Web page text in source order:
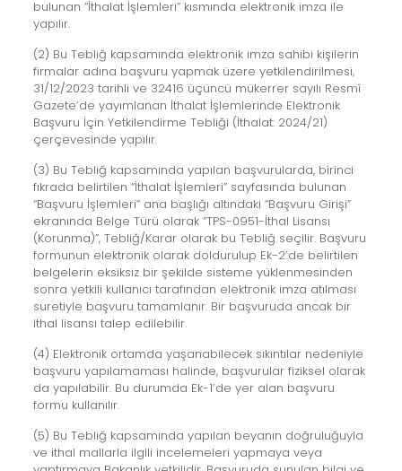
bulunan “İthalat İşlemleri” kısmında elektronik imza ile
yapılır.
(2) Bu Tebliğ kapsamında elektronik imza sahibi kişilerin
firmalar adına başvuru yapmak üzere yetkilendirilmesi,
31/12/2023 tarihli ve 32416 üçüncü mükerrer sayılı Resmî
Gazete’de yayımlanan İthalat İşlemlerinde Elektronik
Başvuru İçin Yetkilendirme Tebliği (İthalat: 2024/21)
çerçevesinde yapılır.
(3) Bu Tebliğ kapsamında yapılan başvurularda, birinci
fıkrada belirtilen “İthalat İşlemleri” sayfasında bulunan
“Başvuru İşlemleri” ana başlığı altındaki “Başvuru Girişi”
ekranında Belge Türü olarak “TPS-0951-İthal Lisansı
(Korunma)”, Tebliğ/Karar olarak bu Tebliğ seçilir. Başvuru
formunun elektronik olarak doldurulup Ek-2’de belirtilen
belgelerin eksiksiz bir şekilde sisteme yüklenmesinden
sonra yetkili kullanıcı tarafından elektronik imza atılması
suretiyle başvuru tamamlanır. Bir başvuruda ancak bir
ithal lisansı talep edilebilir.
(4) Elektronik ortamda yaşanabilecek sıkıntılar nedeniyle
başvuru yapılamaması halinde, başvurular fiziksel olarak
da yapılabilir. Bu durumda Ek-1’de yer alan başvuru
formu kullanılır.
(5) Bu Tebliğ kapsamında yapılan beyanın doğruluğuyla
ve ithal mallarla ilgili incelemeleri yapmaya veya